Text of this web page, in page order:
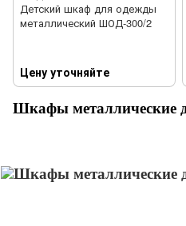
Детский шкаф для одежды
металлический ШОД-300/2
Цену уточняйте
Шкафы металлические